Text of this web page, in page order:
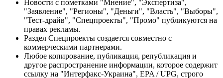
Новости с пометками "Мнение", "Экспертиза",
"Заявление", "Регионы", "Деньги", "Власть", "Выборы",
"Тест-драйв", "Спецпроекты", "Промо" публикуются на
правах рекламы.
Раздел Спецпроекты создается совместно с
коммерческими партнерами.
Любое копирование, публикация, републикация и
другое распространение информации, которое содержит
ссылку на "Интерфакс-Украина", EPA / UPG, строго